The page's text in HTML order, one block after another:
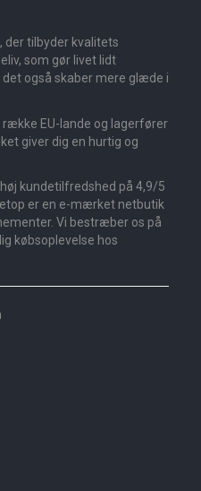
der tilbyder kvalitets
som gør livet lidt
også skaber mere glæde i
EU-lande og lagerfører
giver dig en hurtig og
kundetilfredshed på 4,9/5
er en e-mærket netbutik
Vi bestræber os på
købsoplevelse hos